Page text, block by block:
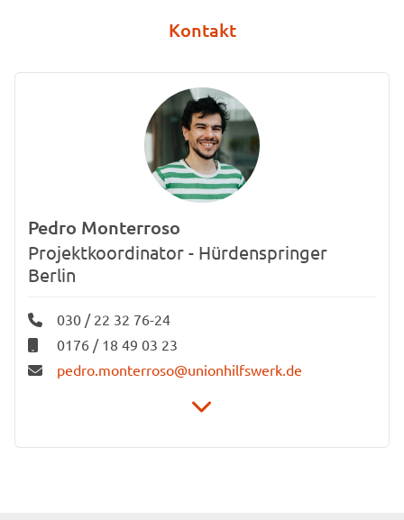
Kontakt
Pedro Monterroso
Projektkoordinator - Hürdenspringer
Berlin
030 / 22 32 76-24
0176 / 18 49 03 23
pedro.monterroso@unionhilfswerk.de
Stiftung Unionhilfswerk Berlin